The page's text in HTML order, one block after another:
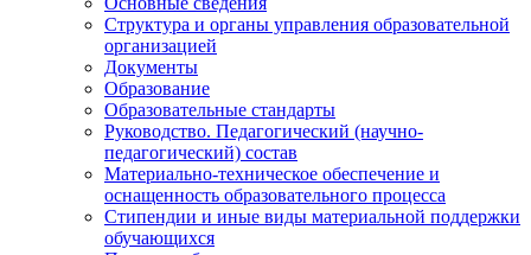
Структура и органы управления образовательной
организацией
Документы
Образование
Образовательные стандарты
Руководство. Педагогический (научно-
педагогический) состав
Материально-техническое обеспечение и
оснащенность образовательного процесса
Стипендии и иные виды материальной поддержки
обучающихся